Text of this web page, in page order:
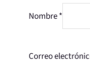
Nombre*
Correo